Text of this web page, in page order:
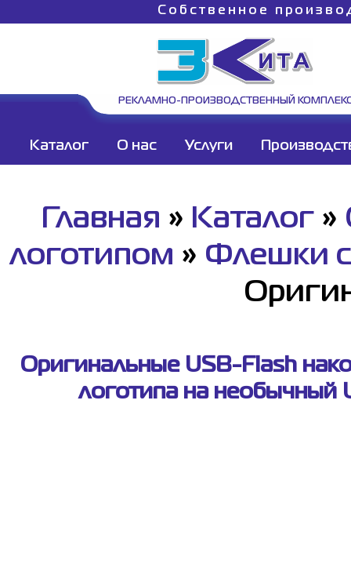
Собственное
РЕКЛАМНО-ПРОИЗВОДСТВЕННЫЙ
Каталог О нас Услуги
Главная » Каталог»
логотипом » Флешки
Оригинальные USB-Flash
логотипа на необычный